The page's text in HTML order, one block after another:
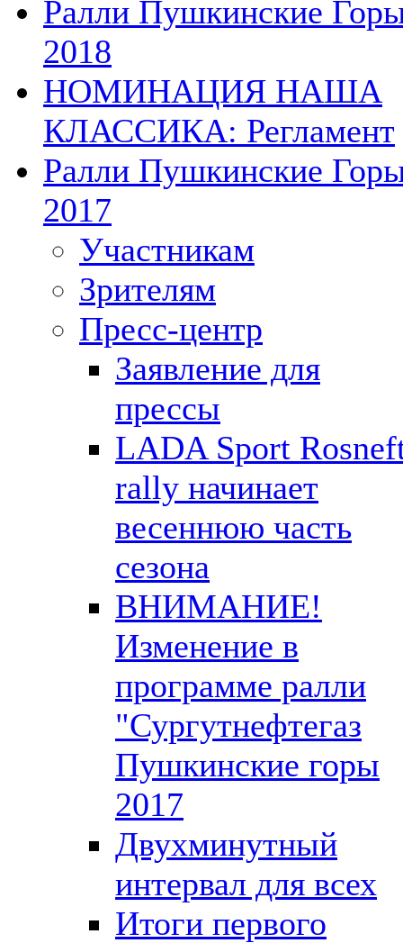
Ралли Пушкинские
2018
НОМИНАЦИЯ НАША
КЛАССИКА: Регламент
Ралли Пушкинские
2017
Участникам
Зрителям
Пресс-центр
Заявление для
прессы
LADA Sport
rally начинает
весеннюю часть
сезона
ВНИМАНИЕ!
Изменение в
программе ралли
"Сургутнефтегаз
Пушкинские горы
2017
Двухминутный
интервал для всех
Итоги первого